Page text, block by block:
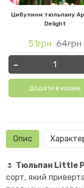
Цибулини тюльпану
Delight
51грн 64грн
-
Додати в кошик
Опис
🌷 Тюльпан Little
сорт, який